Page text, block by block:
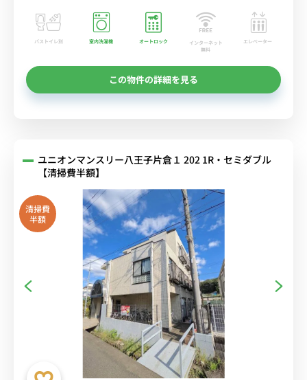
バストイレ別 室内洗濯機 オートロック
インターネット
無料
エレベーター
この物件の詳細を見る
ユニオンマンスリー八王子片倉１ 202 1R・セミダブル
【清掃費半額】
清掃費
半額